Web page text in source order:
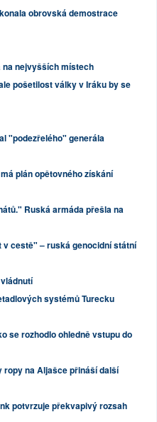
obrovská demostrace
nejvyšších místech
pošetilost války v Iráku by se
"podezřelého" generála
plán opětovného získání
Ruská armáda přešla na
cestě" – ruská genocidní státní
systémů Turecku
se rozhodlo ohledně vstupu do
ropy na Aljašce přináší další
potvrzuje překvapivý rozsah